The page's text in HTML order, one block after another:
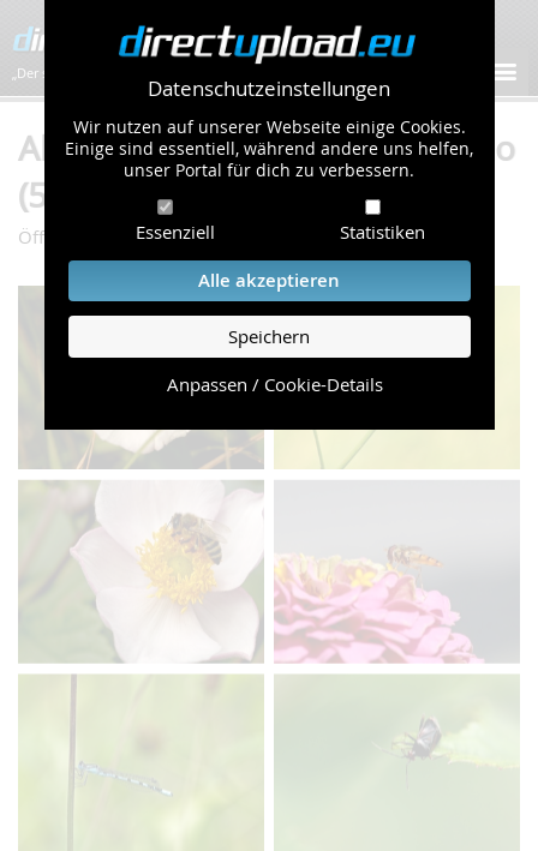
Datenschutzeinstellungen
Wir nutzen auf unserer Webseite einige Cookies.
Einige sind essentiell, während andere uns helfen,
unser Portal für dich zu verbessern.
Essenziell Statistiken
Alle akzeptieren
Speichern
Anpassen / Cookie-Details
„Der schnellste Bilder-Hoster im Web!”
Album "Insekten" von Rolf Bodo
(58 Bilder)
Öffentliche Galerie/Natur & Tiere Insekten